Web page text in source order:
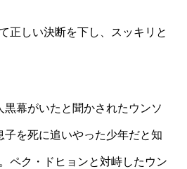
正しい決断を下し、スッキリと
幕がいたと聞かされたウンソ
子を死に追いやった少年だと知
ペク・ドヒョンと対峙したウン